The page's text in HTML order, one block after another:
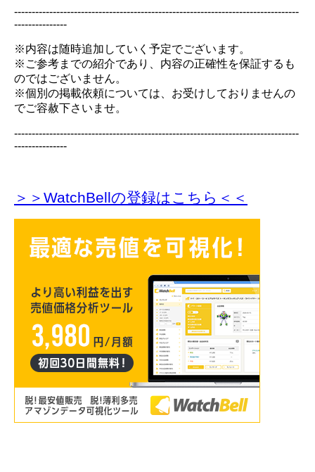
---------------------------------------------------------------------------------
---------------
※内容は随時追加していく予定でございます。
※ご参考までの紹介であり、内容の正確性を保証するも
のではございません。
※個別の掲載依頼については、お受けしておりませんの
でご容赦下さいませ。
---------------------------------------------------------------------------------
---------------
＞＞WatchBellの登録はこちら＜＜